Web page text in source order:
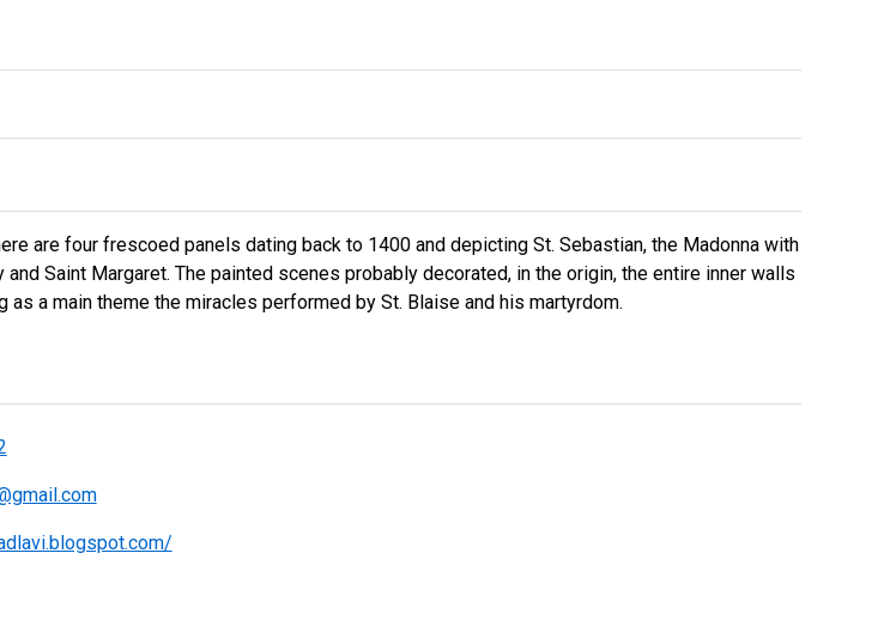
are four frescoed panels dating back to 1400 and depicting St. Sebastian, the Madonna with
and Saint Margaret. The painted scenes probably decorated, in the origin, the entire inner walls
as a main theme the miracles performed by St. Blaise and his martyrdom.